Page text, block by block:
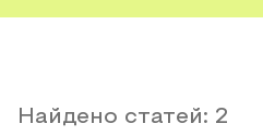
Найдено статей: 2